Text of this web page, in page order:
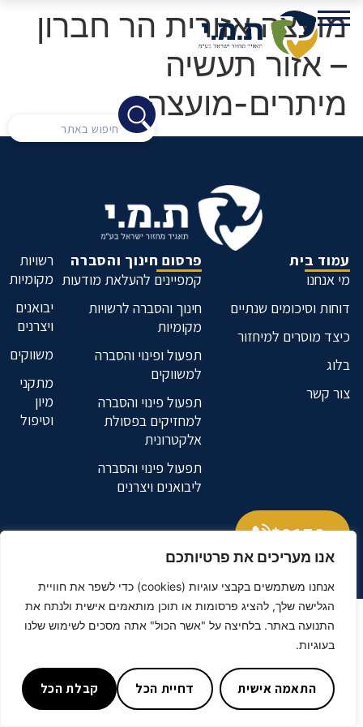
אנו מעריכים את פרטיותכם
אנחנו משתמשים בקבצי עוגיות (cookies) כדי לשפר את חוויית
הגלישה שלך, להציג פרסומות או תוכן מותאמים אישית ולנתח את
התנועה באתר. בלחיצה על "אשר הכול" אתה מסכים לשימוש שלנו
בעוגיות.
התאמה אישית דחיית הכל קבלת הכל
מועצה אזורית הר חברון
– אזור תעשיה
מיתרים-מועצה
עמוד בית
מי אנחנו
דוחות וסיכומים שנתיים
כיצד מוסרים למיחזור
בלוג
צור קשר
פרסום חינוך והסברה
קמפיינים להעלאת מודעות
חינוך והסברה לרשויות
מקומיות
תפעול ופינוי והסברה
למשווקים
תפעול פינוי והסברה
למחזיקים בפסולת
אלקטרונית
תפעול פינוי והסברה
ליבואנים ויצרנים
רשויות
מקומיות
יבואנים
ויצרנים
משווקים
מתקני
מיון
וטיפול
9176*